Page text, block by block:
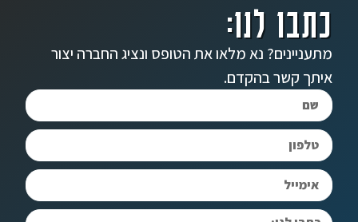
כתבו לנו:
מתעניינים? נא מלאו את הטופס ונציג החברה יצור
איתך קשר בהקדם.